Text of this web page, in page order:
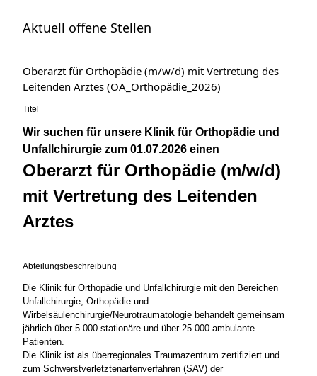
Aktuell offene Stellen
Oberarzt für Orthopädie (m/w/d) mit Vertretung des
Leitenden Arztes (OA_Orthopädie_2026)
Titel
Wir suchen für unsere Klinik für Orthopädie und
Unfallchirurgie zum 01.07.2026 einen
Oberarzt für Orthopädie (m/w/d)
mit Vertretung des Leitenden
Arztes
Abteilungsbeschreibung
Die Klinik für Orthopädie und Unfallchirurgie mit den Bereichen
Unfallchirurgie, Orthopädie und
Wirbelsäulenchirurgie/Neurotraumatologie behandelt gemeinsam
jährlich über 5.000 stationäre und über 25.000 ambulante
Patienten.
Die Klinik ist als überregionales Traumazentrum zertifiziert und
zum Schwerstverletztenartenverfahren (SAV) der